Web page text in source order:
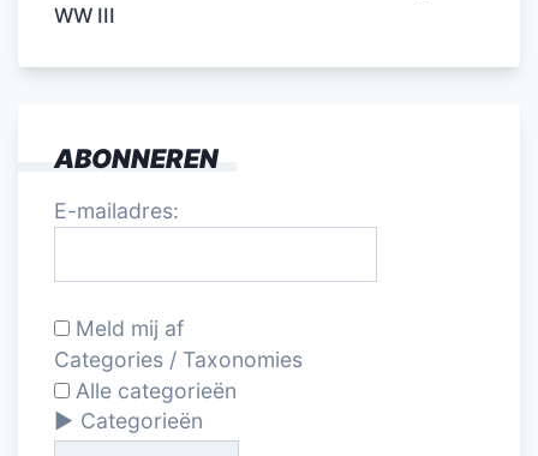
WW III
ABONNEREN
E-mailadres:
Meld mij af
Categories / Taxonomies
Alle categorieën
Categorieën